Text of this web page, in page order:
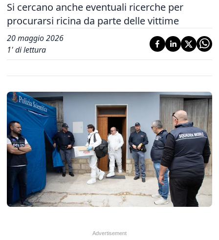
Si cercano anche eventuali ricerche per
procurarsi ricina da parte delle vittime
20 maggio 2026
1' di lettura